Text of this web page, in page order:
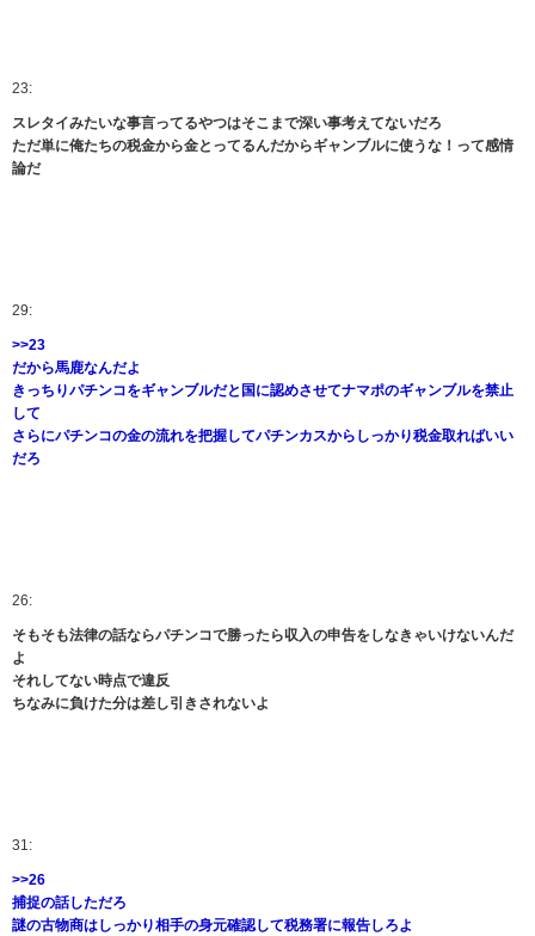
23:
スレタイみたいな事言ってるやつはそこまで深い事考えてないだろ
ただ単に俺たちの税金から金とってるんだからギャンブルに使うな！って感情
論だ
29:
>>23
だから馬鹿なんだよ
きっちりパチンコをギャンブルだと国に認めさせてナマポのギャンブルを禁止
して
さらにパチンコの金の流れを把握してパチンカスからしっかり税金取ればいい
だろ
26:
そもそも法律の話ならパチンコで勝ったら収入の申告をしなきゃいけないんだ
よ
それしてない時点で違反
ちなみに負けた分は差し引きされないよ
31:
>>26
捕捉の話しただろ
謎の古物商はしっかり相手の身元確認して税務署に報告しろよ